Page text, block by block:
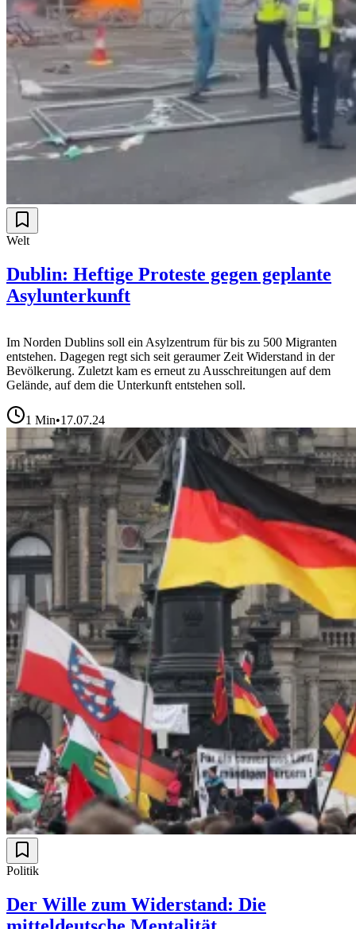
Welt
Dublin: Heftige Proteste gegen geplante
Asylunterkunft
Im Norden Dublins soll ein Asylzentrum für bis zu 500 Migranten
entstehen. Dagegen regt sich seit geraumer Zeit Widerstand in der
Bevölkerung. Zuletzt kam es erneut zu Ausschreitungen auf dem
Gelände, auf dem die Unterkunft entstehen soll.
1 Min•17.07.24
Politik
Der Wille zum Widerstand: Die